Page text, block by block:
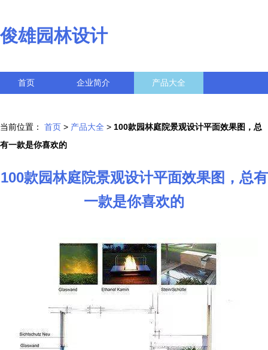
俊雄园林设计
首页 企业简介 产品大全
当前位置： 首页 > 产品大全 > 100款园林庭院景观设计平面效果图，总
有一款是你喜欢的
100款园林庭院景观设计平面效果图，总有
一款是你喜欢的